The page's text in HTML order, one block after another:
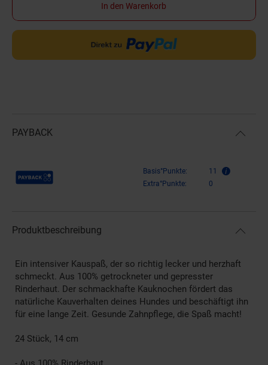
In den Warenkorb
PAYBACK
Payback Punkte Basis°Punkte:
11
Extra°Punkte:
0
Produktbeschreibung
Ein intensiver Kauspaß, der so richtig lecker und herzhaft
schmeckt. Aus 100% getrockneter und gepresster
Rinderhaut. Der schmackhafte Kauknochen fördert das
natürliche Kauverhalten deines Hundes und beschäftigt ihn
für eine lange Zeit. Gesunde Zahnpflege, die Spaß macht!
24 Stück, 14 cm